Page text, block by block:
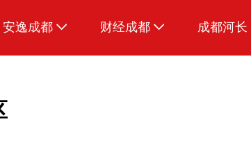
安逸成都 财经成都 成都河长